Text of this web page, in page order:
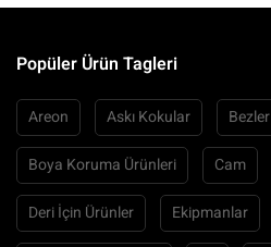
Popüler Ürün Tagleri
Areon Askı Kokular Bezler
Boya Koruma Ürünleri Cam
Deri İçin Ürünler Ekipmanlar